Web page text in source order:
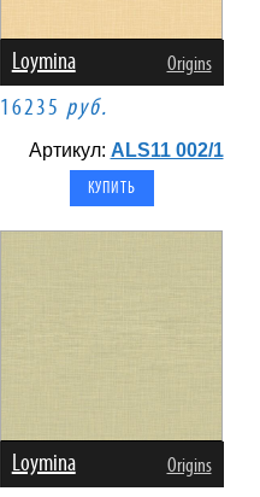
Loymina Origins
16235 руб.
Артикул: ALS11 002/1
Loymina Origins